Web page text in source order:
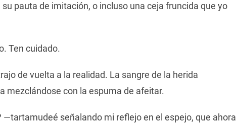
pauta de imitación, o incluso una ceja fruncida que yo
Ten cuidado.
de vuelta a la realidad. La sangre de la herida
mezclándose con la espuma de afeitar.
señalando mi reflejo en el espejo, que ahora